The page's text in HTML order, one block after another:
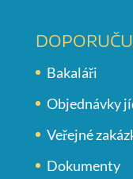
Bakaláři
Objednávky
Veřejné
Dokumenty